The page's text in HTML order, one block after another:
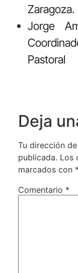
Zaragoza.
Jorge
Pastoral
Deja
Tu dirección
publicada. Los
marcados con *
Comentario *